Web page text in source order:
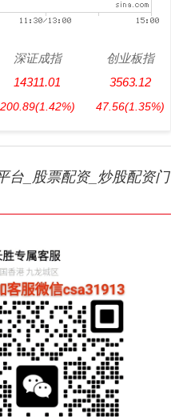
深证成指
14311.01
200.89(1.42%)
创业板指
3563.12
47.56(1.35%)
台_股票配资_炒股配资门